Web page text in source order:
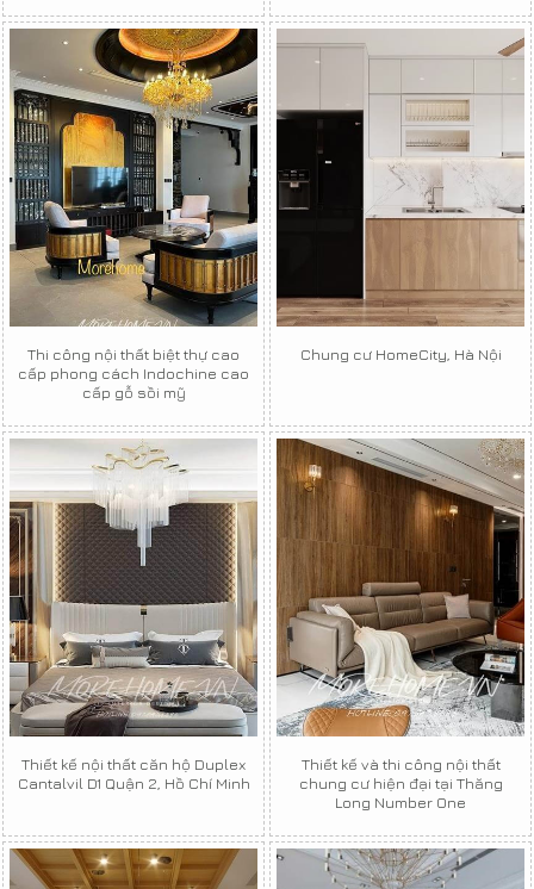
Thi công nội thất biệt thự cao
cấp phong cách Indochine cao
cấp gỗ sồi mỹ
Chung cư HomeCity, Hà Nội
Thiết kế nội thất căn hộ Duplex
Cantalvil D1 Quận 2, Hồ Chí Minh
Thiết kế và thi công nội thất
chung cư hiện đại tại Thăng
Long Number One